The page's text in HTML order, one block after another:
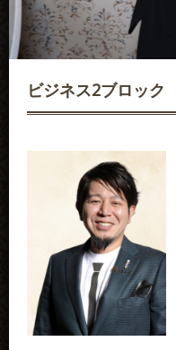
ビジネス2ブロック